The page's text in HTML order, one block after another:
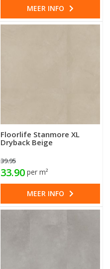
MEER INFO
Floorlife Stanmore XL
Dryback Beige
39.95
33.90 per m²
MEER INFO